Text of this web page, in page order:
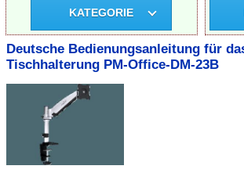
KATEGORIE
Deutsche Bedienungsanleitung für
Tischhalterung PM-Office-DM-23B